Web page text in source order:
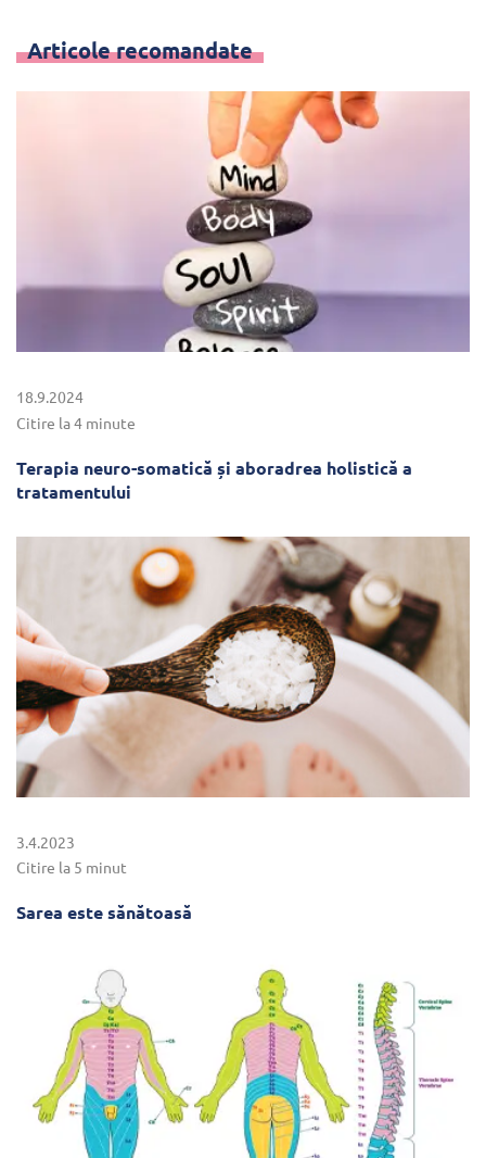
Articole recomandate
18.9.2024
Citire la 4 minute
Terapia neuro-somatică și aboradrea holistică a
tratamentului
3.4.2023
Citire la 5 minut
Sarea este sănătoasă